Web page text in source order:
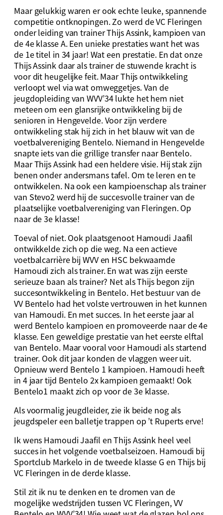
Maar gelukkig waren er ook echte leuke, spannende
competitie ontknopingen. Zo werd de VC Fleringen
onder leiding van trainer Thijs Assink, kampioen van
de 4e klasse A. Een unieke prestaties want het was
de 1e titel in 34 jaar! Wat een prestatie. En dat onze
Thijs Assink daar als trainer de stuwende kracht is
voor dit heugelijke feit. Maar Thijs ontwikkeling
verloopt wel via wat omweggetjes. Van de
jeugdopleiding van WVV’34 lukte het hem niet
meteen om een glansrijke ontwikkeling bij de
senioren in Hengevelde. Voor zijn verdere
ontwikkeling stak hij zich in het blauw wit van de
voetbalvereniging Bentelo. Niemand in Hengevelde
snapte iets van die grillige transfer naar Bentelo.
Maar Thijs Assink had een heldere visie. Hij stak zijn
benen onder andersmans tafel. Om te leren en te
ontwikkelen. Na ook een kampioenschap als trainer
van Stevo2 werd hij de succesvolle trainer van de
plaatselijke voetbalvereniging van Fleringen. Op
naar de 3e klasse!
Toeval of niet. Ook plaatsgenoot Hamoudi Jaafil
ontwikkelde zich op die weg. Na een actieve
voetbalcarrière bij WVV en HSC bekwaamde
Hamoudi zich als trainer. En wat was zijn eerste
serieuze baan als trainer? Net als Thijs begon zijn
succesontwikkeling in Bentelo. Het bestuur van de
VV Bentelo had het volste vertrouwen in het kunnen
van Hamoudi. En met succes. In het eerste jaar al
werd Bentelo kampioen en promoveerde naar de 4e
klasse. Een geweldige prestatie van het eerste elftal
van Bentelo. Maar vooral voor Hamoudi als startend
trainer. Ook dit jaar konden de vlaggen weer uit.
Opnieuw werd Bentelo 1 kampioen. Hamoudi heeft
in 4 jaar tijd Bentelo 2x kampioen gemaakt! Ook
Bentelo1 maakt zich op voor de 3e klasse.
Als voormalig jeugdleider, zie ik beide nog als
jeugdspeler een balletje trappen op ’t Ruperts erve!
Ik wens Hamoudi Jaafil en Thijs Assink heel veel
succes in het volgende voetbalseizoen. Hamoudi bij
Sportclub Markelo in de tweede klasse G en Thijs bij
VC Fleringen in de derde klasse.
Stil zit ik nu te denken en te dromen van de
mogelijke wedstrijden tussen VC Fleringen, VV